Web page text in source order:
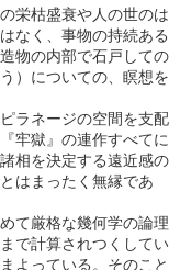
栄枯盛衰や人の世のは
なく、事物の持続ある
物の内部で石戸しての
）についての、瞑想を
ラネージの空間を支配
牢獄』の連作すべてに
相を決定する遠近感の
はまったく無縁であ
て厳格な幾何学の論理
で計算されつくしてい
よっている。そのこと